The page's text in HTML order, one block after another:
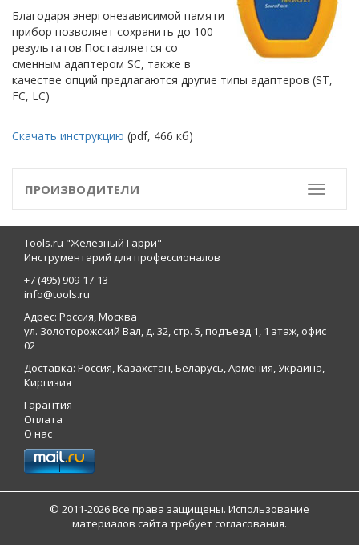
Благодаря энергонезависимой памяти
прибор позволяет сохранить до 100
результатов.Поставляется со
сменным адаптером SC, также в
качестве опций предлагаются другие типы адаптеров (ST,
FC, LC)
Скачать инструкцию (pdf, 466 кб)
Toggle
ПРОИЗВОДИТЕЛИ
Tools.ru "Железный Гарри"
Инструментарий для профессионалов
+7 (495) 909-17-13
info@tools.ru
Адрес: Россия, Москва
ул. Золоторожский Вал, д. 32, стр. 5, подъезд 1, 1 этаж, офис
02
Доставка: Россия, Казахстан, Беларусь, Армения, Украина,
Киргизия
Гарантия
Оплата
О нас
© 2011-2026 Все права защищены. Использование
материалов сайта требует согласования.